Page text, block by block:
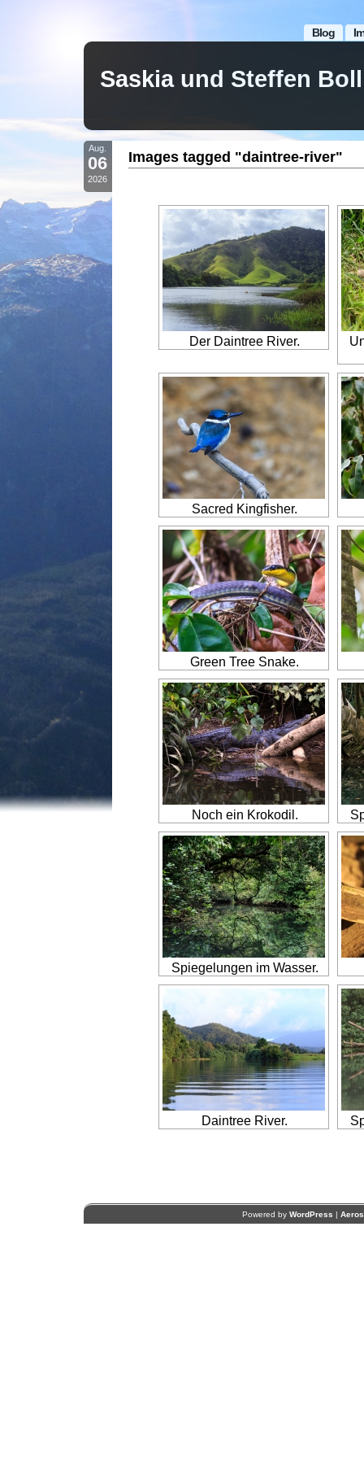
Blog
Saskia und Steffen
Aug.
06
2026
Images tagged "daintree-river"
Der Daintree River.
Sacred Kingfisher.
Green Tree Snake.
Noch ein Krokodil.
Spiegelungen im Wasser.
Daintree River.
Powered by WordPress |